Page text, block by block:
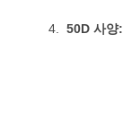
50D 사양: